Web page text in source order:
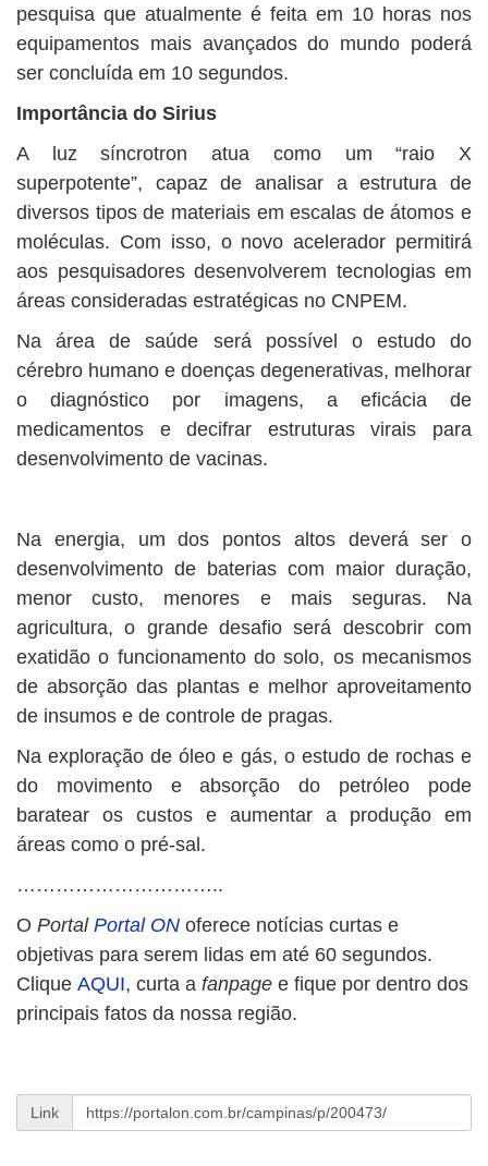
pesquisa que atualmente é feita em 10 horas nos
equipamentos mais avançados do mundo poderá
ser concluída em 10 segundos.
Importância do Sirius
A luz síncrotron atua como um “raio X
superpotente”, capaz de analisar a estrutura de
diversos tipos de materiais em escalas de átomos e
moléculas. Com isso, o novo acelerador permitirá
aos pesquisadores desenvolverem tecnologias em
áreas consideradas estratégicas no CNPEM.
Na área de saúde será possível o estudo do
cérebro humano e doenças degenerativas, melhorar
o diagnóstico por imagens, a eficácia de
medicamentos e decifrar estruturas virais para
desenvolvimento de vacinas.
Na energia, um dos pontos altos deverá ser o
desenvolvimento de baterias com maior duração,
menor custo, menores e mais seguras. Na
agricultura, o grande desafio será descobrir com
exatidão o funcionamento do solo, os mecanismos
de absorção das plantas e melhor aproveitamento
de insumos e de controle de pragas.
Na exploração de óleo e gás, o estudo de rochas e
do movimento e absorção do petróleo pode
baratear os custos e aumentar a produção em
áreas como o pré-sal.
…………………………..
O Portal Portal ON oferece notícias curtas e
objetivas para serem lidas em até 60 segundos.
Clique AQUI, curta a fanpage e fique por dentro dos
principais fatos da nossa região.
Link